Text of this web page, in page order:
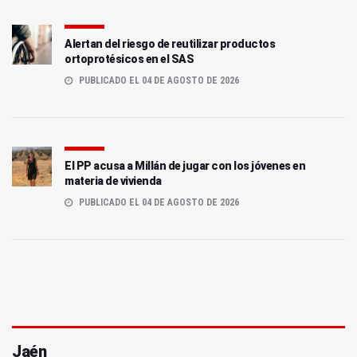
Alertan del riesgo de reutilizar productos
ortoprotésicos en el SAS
PUBLICADO EL 04 DE AGOSTO DE 2026
El PP acusa a Millán de jugar con los jóvenes en
materia de vivienda
PUBLICADO EL 04 DE AGOSTO DE 2026
Jaén